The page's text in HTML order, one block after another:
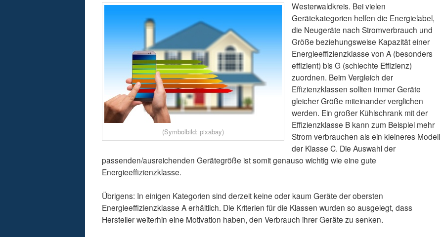
(Symbolbild: pixabay)
Westerwaldkreis. Bei vielen
Gerätekategorien helfen die Energielabel,
die Neugeräte nach Stromverbrauch und
Größe beziehungsweise Kapazität einer
Energieeffizienzklasse von A (besonders
effizient) bis G (schlechte Effizienz)
zuordnen. Beim Vergleich der
Effizienzklassen sollten immer Geräte
gleicher Größe miteinander verglichen
werden. Ein großer Kühlschrank mit der
Effizienzklasse B kann zum Beispiel mehr
Strom verbrauchen als ein kleineres Modell
der Klasse C. Die Auswahl der
passenden/ausreichenden Gerätegröße ist somit genauso wichtig wie eine gute
Energieeffizienzklasse.
Übrigens: In einigen Kategorien sind derzeit keine oder kaum Geräte der obersten
Energieeffizienzklasse A erhältlich. Die Kriterien für die Klassen wurden so ausgelegt, dass
Hersteller weiterhin eine Motivation haben, den Verbrauch ihrer Geräte zu senken.